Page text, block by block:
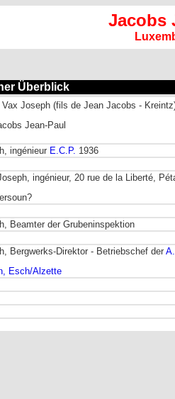
Jacobs
Überblick
Joseph (fils de Jean Jacobs -
Jean-Paul
ingénieur E.C.P. 1936
ingénieur, 20 rue de la Liberté,
Beamter der Grubeninspektion
Bergwerks-Direktor - Betriebschef der
Esch/Alzette